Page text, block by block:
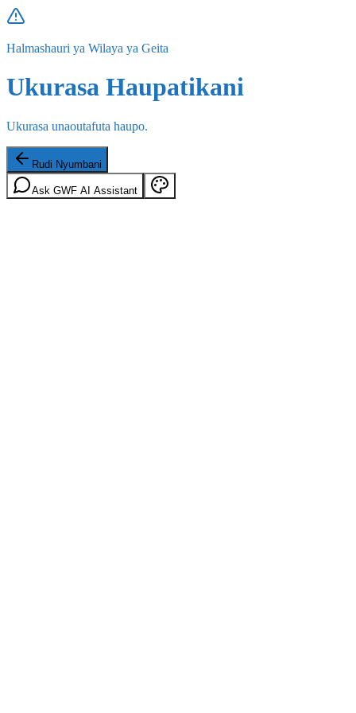
Halmashauri ya Wilaya ya Geita
Ukurasa Haupatikani
Ukurasa unaoutafuta haupo.
Rudi Nyumbani
Ask GWF AI Assistant